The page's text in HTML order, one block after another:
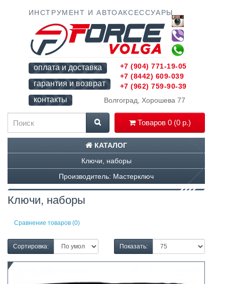
ИНСТРУМЕНТ И АВТОАКСЕССУАРЫ
оплата и доставка
гарантия и возврат
контакты
Волгоград, Хорошева 77
Товаров 0 (0 р.)
+7 (904) 771-19-05
+7 (8442) 609-039
+7 (962) 759-90-39
КАТАЛОГ
Ключи, наборы
Производитель: Мастерключ
Ключи, наборы
Сравнение товаров (0)
Сортировка: Показать: